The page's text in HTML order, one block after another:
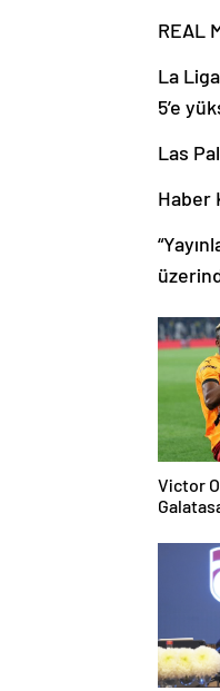
REAL
La
5’e
Las
Haber
Victor